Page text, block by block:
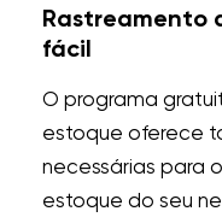
Rastreamento
fácil
O programa
estoque oferece
necessárias para
estoque do seu